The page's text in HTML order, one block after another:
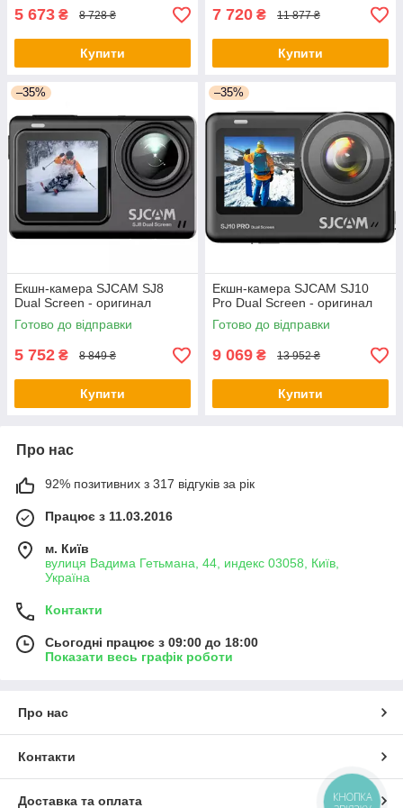
5 673 ₴ 8 728 ₴
Купити
7 720 ₴ 11 877 ₴
Купити
–35%
Екшн-камера SJCAM SJ8
Dual Screen - оригинал
Готово до відправки
5 752 ₴ 8 849 ₴
Купити
–35%
Екшн-камера SJCAM SJ10
Pro Dual Screen - оригинал
Готово до відправки
9 069 ₴ 13 952 ₴
Купити
Про нас
92% позитивних з 317 відгуків за рік
Працює з 11.03.2016
м. Київ
вулиця Вадима Гетьмана, 44, индекс 03058, Київ,
Україна
Контакти
Сьогодні працює з 09:00 до 18:00
Показати весь графік роботи
Про нас
Контакти
Доставка та оплата
КНОПКА